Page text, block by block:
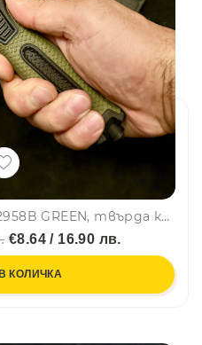
Тактически нож BGOK 2958B GREEN, твърда кания за колан, стомана 420, ловен нож
€8.64 / 16.90 лв.
КОЛИЧКА